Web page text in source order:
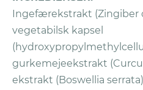
av pakken kreditere
opprinnelige
har fulgt alle
refusjonsbekreftelse
på e-post.
Ingefærekstrakt (Zingiber
vegetabilsk kapsel
gurkemejeekstrakt
ekstrakt (Boswellia